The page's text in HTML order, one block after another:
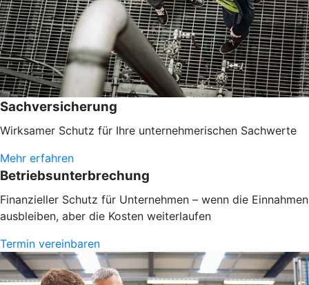
Sachversicherung
Wirksamer Schutz für Ihre unternehmerischen Sachwerte
Mehr erfahren
Betriebsunterbrechung
Finanzieller Schutz für Unternehmen – wenn die Einnahmen
ausbleiben, aber die Kosten weiterlaufen
Termin vereinbaren